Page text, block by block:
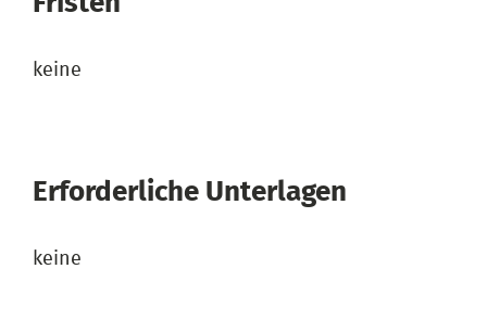
keine
Erforderliche Unterlagen
keine